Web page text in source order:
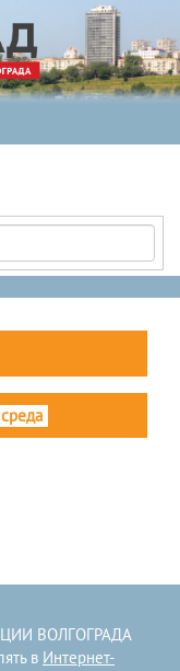
ВОЛГОГРАДА
в Интернет-